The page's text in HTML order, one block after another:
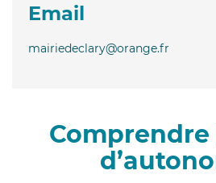
Email
mairiedeclary@orange.fr